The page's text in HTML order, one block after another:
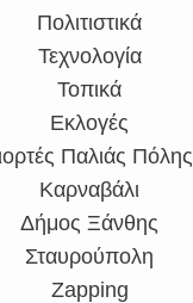
Πολιτιστικά
Τεχνολογία
Τοπικά
Εκλογές
Παλιάς Πόλης
Καρναβάλι
Δήμος Ξάνθης
Σταυρούπολη
Zapping